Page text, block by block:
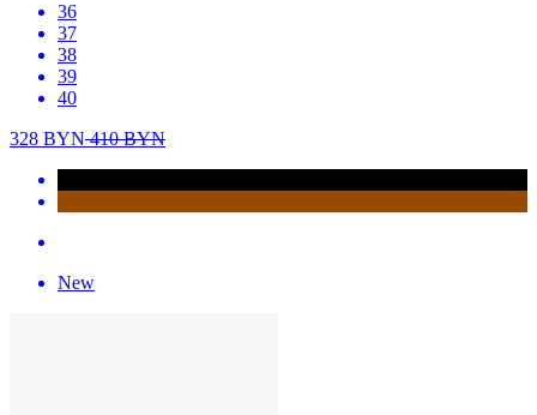
36
37
38
39
40
328 BYN410BYN
New